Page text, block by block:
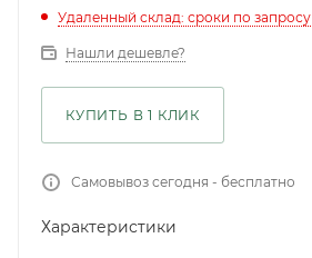
Удаленный склад: сроки по запросу
Нашли дешевле?
КУПИТЬ В 1 КЛИК
Самовывоз сегодня - бесплатно
Характеристики